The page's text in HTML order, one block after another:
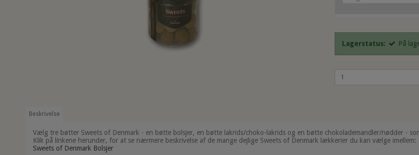
Lagerstatus: På
Beskrivelse
Vælg tre bøtter Sweets of Denmark - en bøtte bolsjer, en bøtte lakrids/choko-lakrids og en bøtte chokolademandler/nødder -
Klik på linkene herunder, for at se nærmere beskrivelse af de mange dejlige Sweets of Denmark lækkerier du kan vælge imellem:
Sweets of Denmark Bolsjer